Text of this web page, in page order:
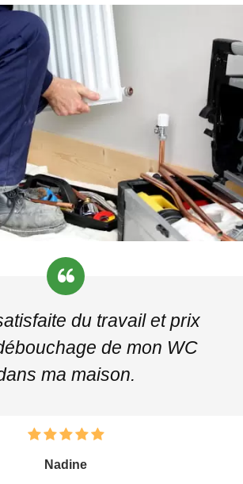
du travail et prix
de mon WC
ma maison.
Nadine